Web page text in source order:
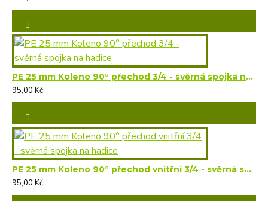
PE 25 mm Koleno 90° přechod 3/4 - svěrná spojka na hadice
95,00 Kč
PE 25 mm Koleno 90° přechod vnitřní 3/4 - svěrná spojka na hadice
95,00 Kč